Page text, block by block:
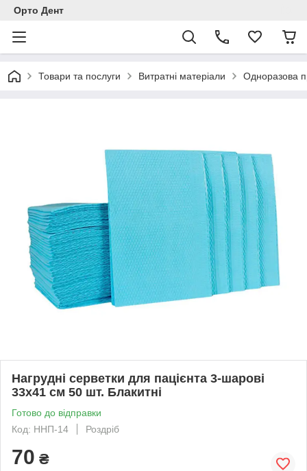
Орто Дент
Товари та послуги Витратні матеріали Одноразова
Нагрудні серветки для пацієнта 3-шарові
33х41 см 50 шт. Блакитні
Готово до відправки
Код: ННП-14
Роздріб
70 ₴